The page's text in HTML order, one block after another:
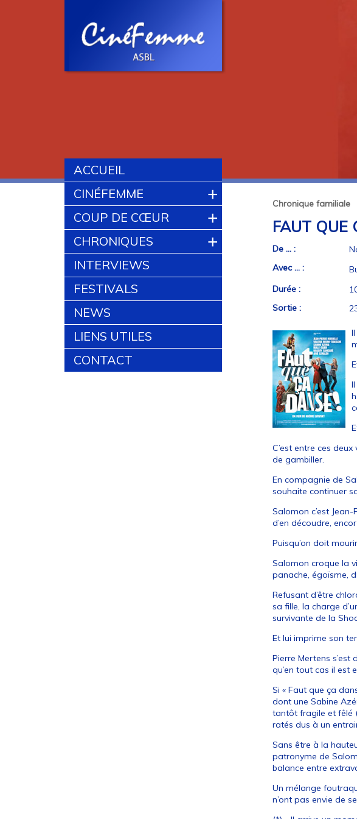
ACCUEIL
CINÉFEMME
+
COUP DE CŒUR +
CHRONIQUES +
INTERVIEWS
FESTIVALS
NEWS
LIENS UTILES
CONTACT
Chronique familiale
FAUT QUE
De ... :
Avec ... :
Durée :
Sortie :
C’est entre ces
de gambiller.
En compagnie de
souhaite continuer
Salomon c’est
d’en découdre,
Puisqu’on doit
Salomon croque la
panache, égoïsme,
Refusant d’être
sa fille, la charge
survivante de la
Et lui imprime son
Pierre Mertens s’est
qu’en tout cas il est
Si « Faut que ça
dont une Sabine
tantôt fragile et fêlé
ratés dus à un
Sans être à la
patronyme de
balance entre
Un mélange
n’ont pas envie de